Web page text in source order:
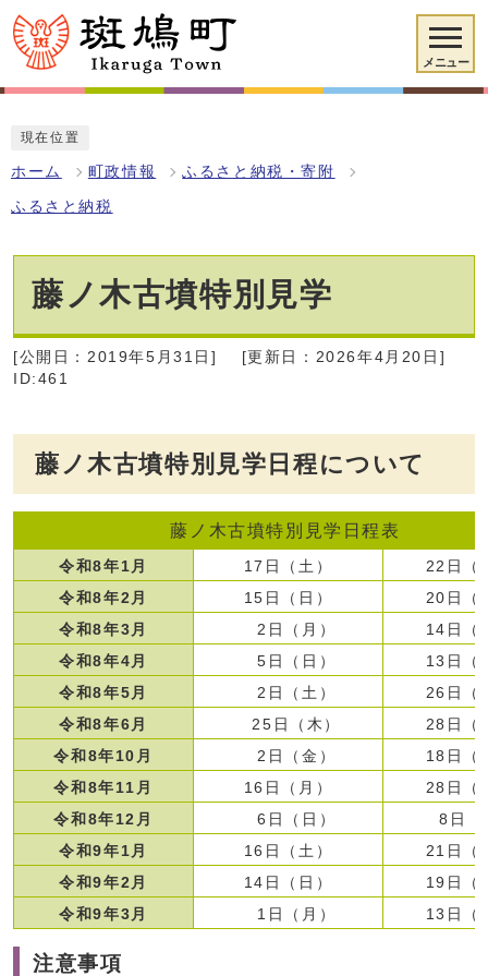
メニュー
現在位置
ホーム 町政情報 ふるさと納税・寄附
ふるさと納税
藤ノ木古墳特別見学
[公開日：2019年5月31日]
[更新日：2026年4月20日]
ID:461
藤ノ木古墳特別見学日程について
藤ノ木古墳特別見学日程表
令和8年1月 17日（土）
22日（
令和8年2月
15日（日）
20日（
令和8年3月
2日（月）
14日（
令和8年4月
5日（日）
13日（
令和8年5月
2日（土）
26日（
令和8年6月
25日（木）
28日（
令和8年10月
2日（金）
18日（
令和8年11月
16日（月）
28日（
令和8年12月
6日（日）
8日（
令和9年1月
16日（土）
21日（
令和9年2月
14日（日）
19日（
令和9年3月
1日（月） 13日（
注意事項